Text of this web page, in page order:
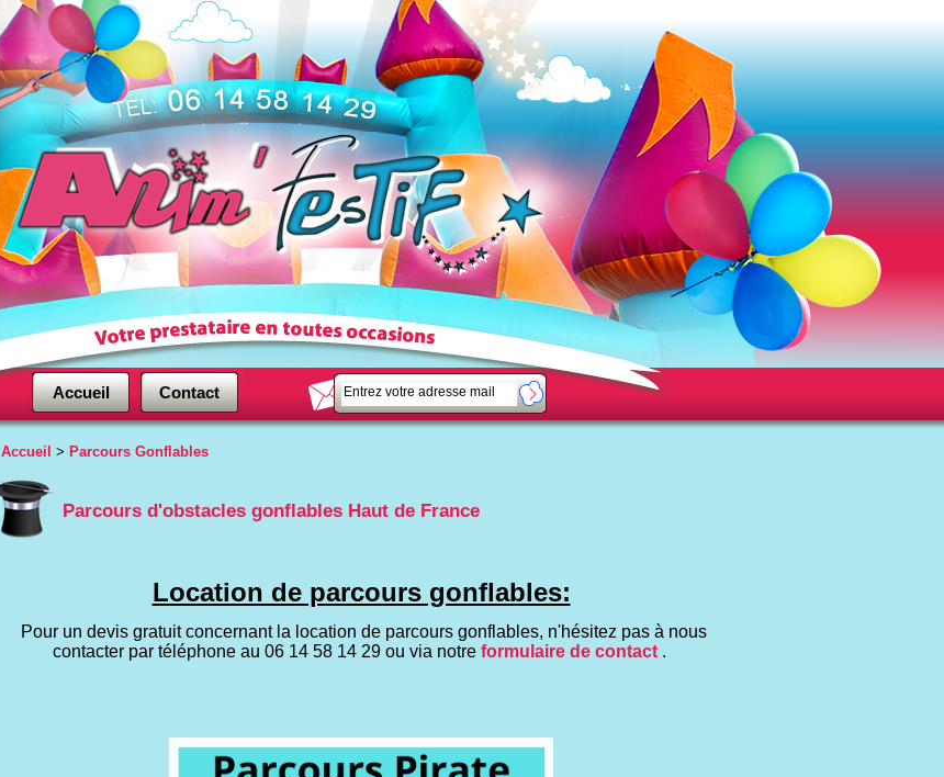
Accueil Contact
Accueil > Parcours Gonflables
Parcours d'obstacles gonflables Haut de France
Location de parcours gonflables:
Pour un devis gratuit concernant la location de parcours gonflables, n'hésitez pas à nous
contacter par téléphone au 06 14 58 14 29 ou via notre formulaire de contact.